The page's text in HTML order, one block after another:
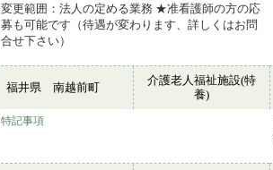
変更範囲：法人の定める業務 ★准看護師の方の応
募も可能です（待遇が変わります、詳しくはお問
合せ下さい）
福井県 南越前町
介護老人福祉施設(特
養)
特記事項